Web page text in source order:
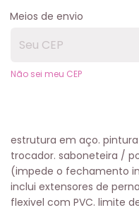
Meios de envio
Não sei meu CEP
estrutura em aço.
trocador. saboneteira /
(impede o fechamento
inclui extensores de
flexivel com PVC. limite